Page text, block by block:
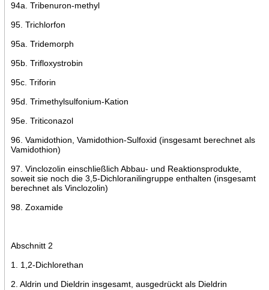
94a. Tribenuron-methyl
95. Trichlorfon
95a. Tridemorph
95b. Trifloxystrobin
95c. Triforin
95d. Trimethylsulfonium-Kation
95e. Triticonazol
96. Vamidothion, Vamidothion-Sulfoxid (insgesamt berechnet als
Vamidothion)
97. Vinclozolin einschließlich Abbau- und Reaktionsprodukte,
soweit sie noch die 3,5-Dichloranilingruppe enthalten (insgesamt
berechnet als Vinclozolin)
98. Zoxamide
Abschnitt 2
1. 1,2-Dichlorethan
2. Aldrin und Dieldrin insgesamt, ausgedrückt als Dieldrin